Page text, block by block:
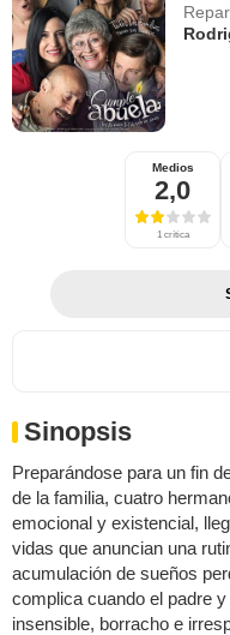
Medios
2,0
1 crítica
Sinopsis
Preparándose para un fin
de la familia, cuatro
emocional y existencial,
vidas que anuncian una
acumulación de sueños
complica cuando el padre
insensible, borracho e